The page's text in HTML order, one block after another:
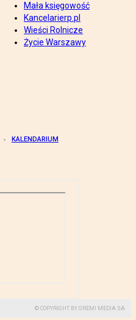
Mała księgowość
Kancelarierp.pl
Wieści Rolnicze
Życie Warszawy
KALENDARIUM
© COPYRIGHT BY GREMI MEDIA SA